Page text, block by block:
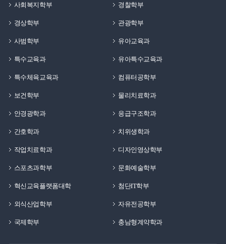
사회복지학부 경찰학부
경상학부 관광학부
사범학부 유아교육과
특수교육과 유아특수교육과
특수체육교육과 컴퓨터공학부
보건학부 물리치료학과
안경광학과 응급구조학과
간호학과 치위생학과
작업치료학과 디자인영상학부
스포츠과학부 문화예술학부
혁신교육플랫폼대학 첨단IT학부
외식산업학부 자유전공학부
국제학부 충남형계약학과